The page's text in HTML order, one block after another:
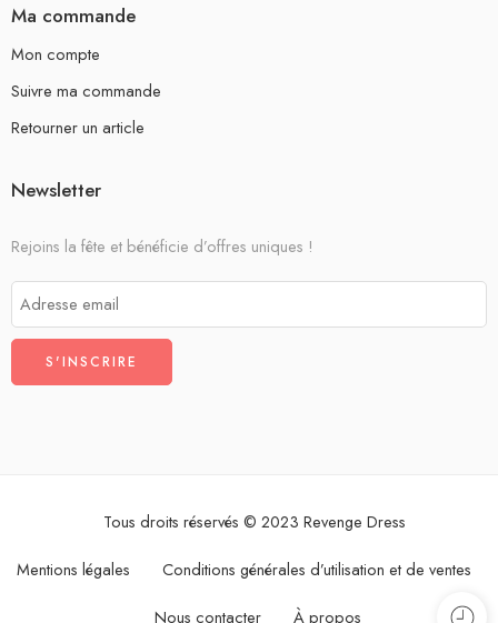
Ma commande
Mon compte
Suivre ma commande
Retourner un article
Newsletter
Rejoins la fête et bénéficie d’offres uniques !
Tous droits réservés © 2023 Revenge Dress
Mentions légales Conditions générales d’utilisation et de ventes
Nous contacter À propos